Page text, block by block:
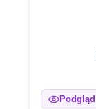
Podgląd